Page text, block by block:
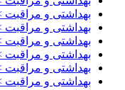
بهداشتی و
بهداشتی و مراقبت
بهداشتی و
بهداشتی و
بهداشتی و
بهداشتی و